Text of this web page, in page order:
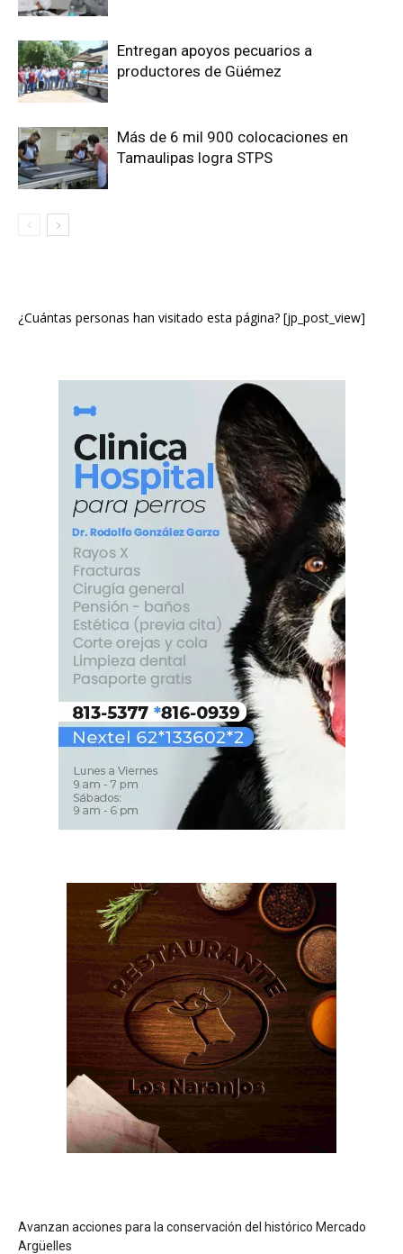
Entregan apoyos pecuarios a
productores de Güémez
Más de 6 mil 900 colocaciones en
Tamaulipas logra STPS
¿Cuántas personas han visitado esta página? [jp_post_view]
Avanzan acciones para la conservación del histórico Mercado
Argüelles